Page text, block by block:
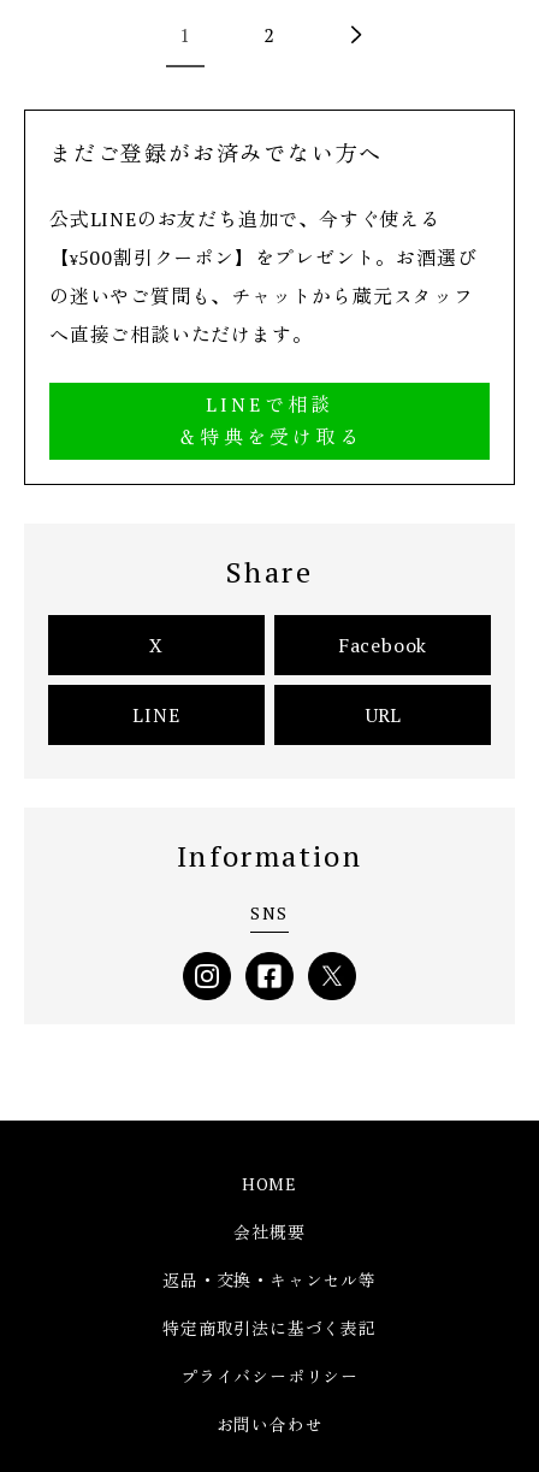
1 2
まだご登録がお済みでない方へ
公式LINEのお友だち追加で、今すぐ使える
【¥500割引クーポン】をプレゼント。お酒選び
の迷いやご質問も、チャットから蔵元スタッフ
へ直接ご相談いただけます。
LINEで相談
＆特典を受け取る
Share
X Facebook
LINE URL
Information
SNS
HOME
会社概要
返品・交換・キャンセル等
特定商取引法に基づく表記
プライバシーポリシー
お問い合わせ